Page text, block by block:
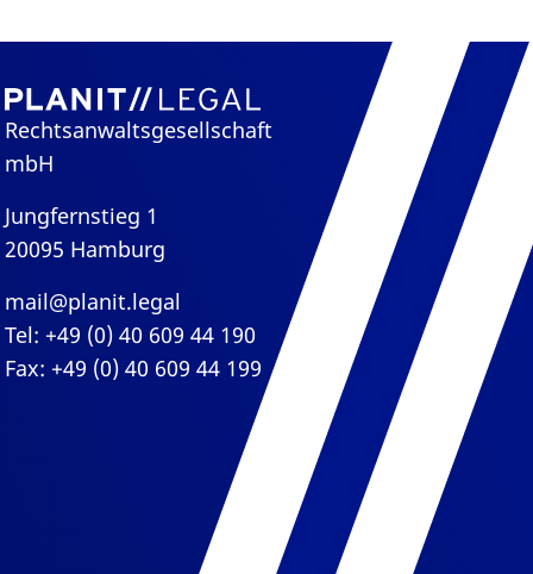
Rechtsanwaltsgesellschaft
mbH
Jungfernstieg 1
20095 Hamburg
mail@planit.legal
Tel: +49 (0) 40 609 44 190
Fax: +49 (0) 40 609 44 199